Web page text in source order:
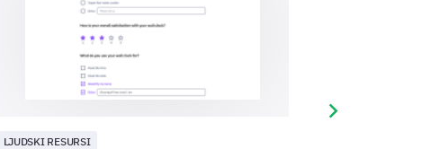
LJUDSKI RESURSI
Next slide